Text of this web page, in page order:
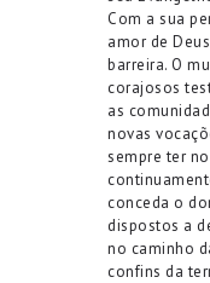
Com a sua
amor de
barreira. O
corajosos
as
novas
sempre ter
conceda o
dispostos a
no caminho
confins da